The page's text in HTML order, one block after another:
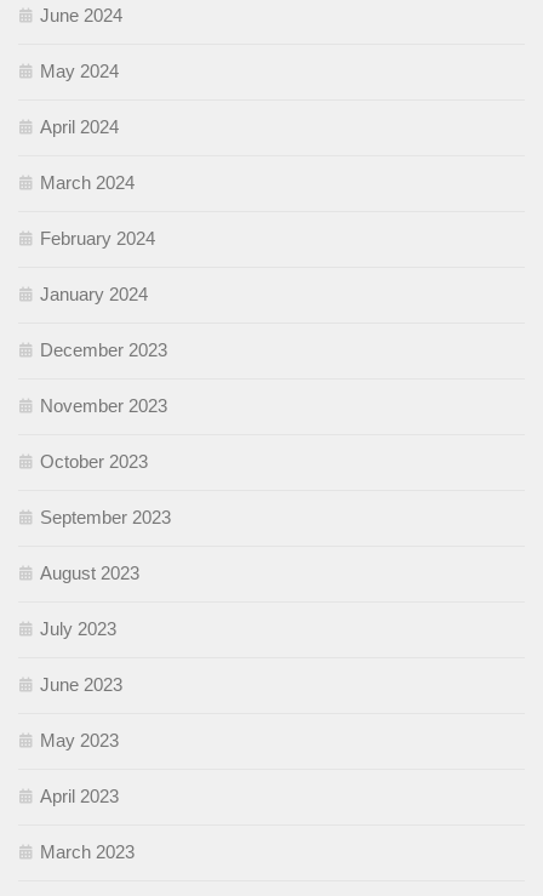
June 2024
May 2024
April 2024
March 2024
February 2024
January 2024
December 2023
November 2023
October 2023
September 2023
August 2023
July 2023
June 2023
May 2023
April 2023
March 2023